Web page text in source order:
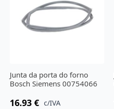
Junta da porta do forno
Bosch Siemens 00754066
16.93 € c/IVA